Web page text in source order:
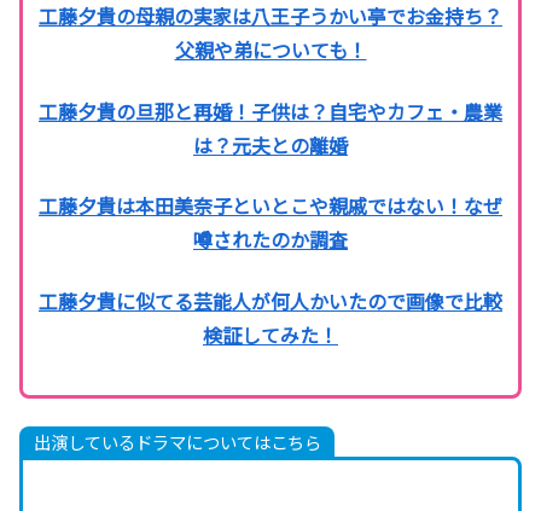
工藤夕貴の母親の実家は八王子うかい亭でお金持ち？
父親や弟についても！
工藤夕貴の旦那と再婚！子供は？自宅やカフェ・農業
は？元夫との離婚
工藤夕貴は本田美奈子といとこや親戚ではない！なぜ
噂されたのか調査
工藤夕貴に似てる芸能人が何人かいたので画像で比較
検証してみた！
出演しているドラマについてはこちら